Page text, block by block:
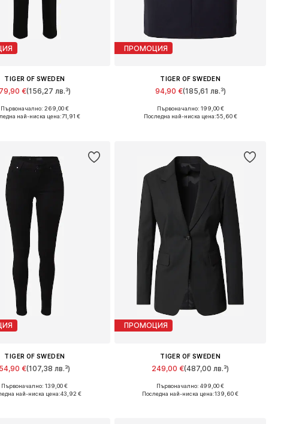
TIGER OF SWEDEN
79,90 €(156,27 лв.³)
размери: 32, 34
Първоначално: 269,00 €
най-ниска цена:71,91 €
ПРОМОЦИЯ
TIGER OF SWEDEN
94,90 €(185,61 лв.³)
Налични размери: 44, 46
Първоначално: 199,00 €
Последна най-ниска цена:55,60 €
TIGER OF SWEDEN
54,90 €(107,38 лв.³)
Първоначално: 139,00 €
най-ниска цена:43,92 €
ПРОМОЦИЯ
TIGER OF SWEDEN
249,00 €(487,00 лв.³)
Налични размери: 32
Първоначално: 499,00 €
Последна най-ниска цена:139,60 €